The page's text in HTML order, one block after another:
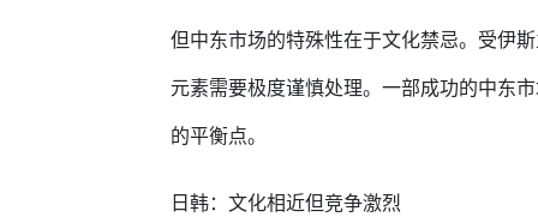
但中东市场的特殊性在于文化禁忌。受伊
元素需要极度谨慎处理。一部成功的中东
的平衡点。
日韩：文化相近但竞争激烈